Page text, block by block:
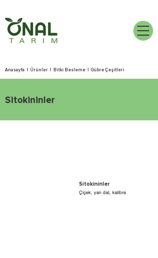
Anasayfa Ürünler Bitki Besleme Gübre Çeşitleri
Sitokininler
Sitokininler
Çiçek, yan dal, kalibre